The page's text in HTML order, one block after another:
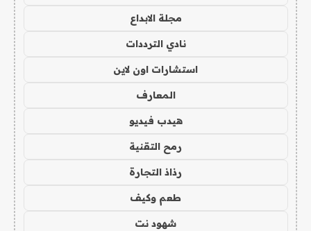
مجلة الابداع
نادي الترددات
استشارات اون لاين
المعارف
هيدب فيديو
رمح التقنية
رذاذ التجارة
طعم وكيف
شهود نت